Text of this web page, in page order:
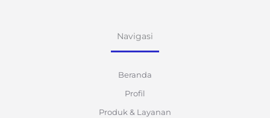
Navigasi
Beranda
Profil
Produk & Layanan